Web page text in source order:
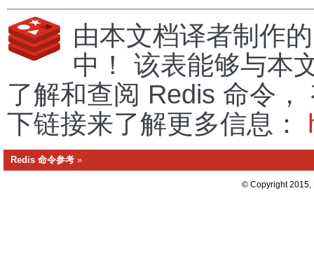
由本文档译者制作
中！ 该表能够与本
了解和查阅 Redis 命令
下链接来了解更多信息：
Redis 命令参考 »
© Copyright